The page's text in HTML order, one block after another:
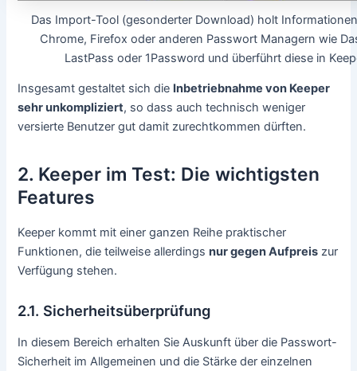
Das Import-Tool (gesonderter Download) holt
Chrome, Firefox oder anderen Passwort Managern wie
LastPass oder 1Password und überführt diese in
Insgesamt gestaltet sich die Inbetriebnahme von Keeper
sehr unkompliziert, so dass auch technisch weniger
versierte Benutzer gut damit zurechtkommen dürften.
2. Keeper im Test: Die wichtigsten
Features
Keeper kommt mit einer ganzen Reihe praktischer
Funktionen, die teilweise allerdingsnur gegen Aufpreis zur
Verfügung stehen.
2.1. Sicherheitsüberprüfung
In diesem Bereich erhalten Sie Auskunft über die Passwort-
Sicherheit im Allgemeinen und die Stärke der einzelnen